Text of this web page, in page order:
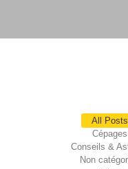
All Posts
Cépages
Conseils &
Non